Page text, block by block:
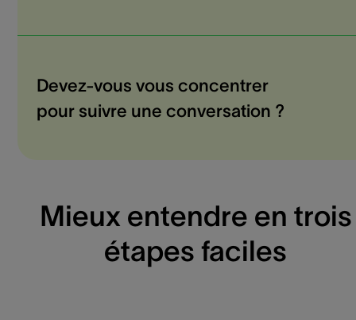
Devez-vous vous concentrer
pour suivre une conversation ?
Mieux entendre en trois
étapes faciles